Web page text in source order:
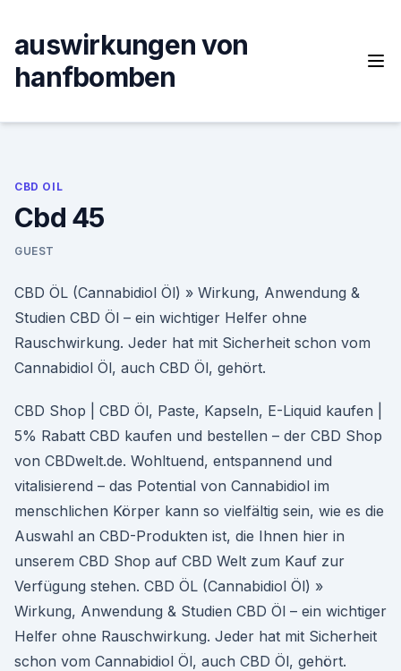
content
auswirkungen von
hanfbomben
CBD OIL
Cbd 45
GUEST
CBD ÖL (Cannabidiol Öl) » Wirkung, Anwendung &
Studien CBD Öl – ein wichtiger Helfer ohne
Rauschwirkung. Jeder hat mit Sicherheit schon vom
Cannabidiol Öl, auch CBD Öl, gehört.
CBD Shop | CBD Öl, Paste, Kapseln, E-Liquid kaufen |
5% Rabatt CBD kaufen und bestellen – der CBD Shop
von CBDwelt.de. Wohltuend, entspannend und
vitalisierend – das Potential von Cannabidiol im
menschlichen Körper kann so vielfältig sein, wie es die
Auswahl an CBD-Produkten ist, die Ihnen hier in
unserem CBD Shop auf CBD Welt zum Kauf zur
Verfügung stehen. CBD ÖL (Cannabidiol Öl) »
Wirkung, Anwendung & Studien CBD Öl – ein wichtiger
Helfer ohne Rauschwirkung. Jeder hat mit Sicherheit
schon vom Cannabidiol Öl, auch CBD Öl, gehört.